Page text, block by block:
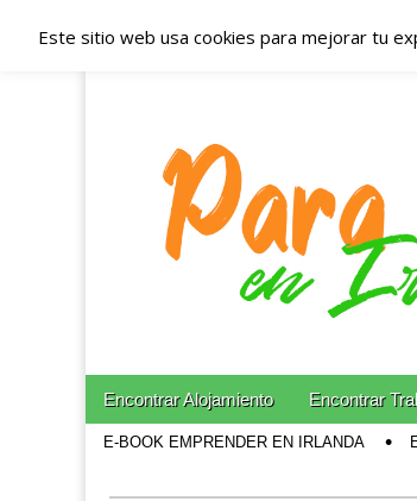
Españoles
Irlanda –
Blog dedicado a los que viven,
Main menu
Skip to content
Encontrar Alojamiento Encontrar
E-BOOK EMPRENDER EN IRLANDA
Este sitio web usa cookies para mejorar tu